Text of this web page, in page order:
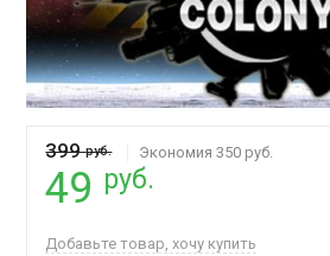
399руб. Экономия 350 руб.
49 руб.
Добавьте товар, хочу купить